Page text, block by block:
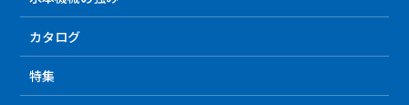
カタログ
特集